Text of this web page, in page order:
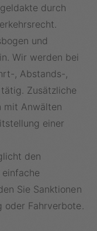
durch
und
Wir werden bei
, Abstands-,
Zusätzliche
mit Anwälten
einer
den
Sie Sanktionen
oder Fahrverbote.